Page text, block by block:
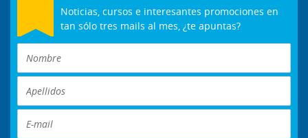
Noticias, cursos e interesantes promociones en
tan sólo tres mails al mes, ¿te apuntas?